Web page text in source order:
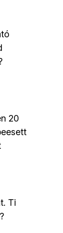
20
Ti